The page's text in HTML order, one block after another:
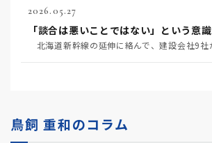
2026.05.27
「談合は悪いことではない」という意識
鳥飼 重和のコラム